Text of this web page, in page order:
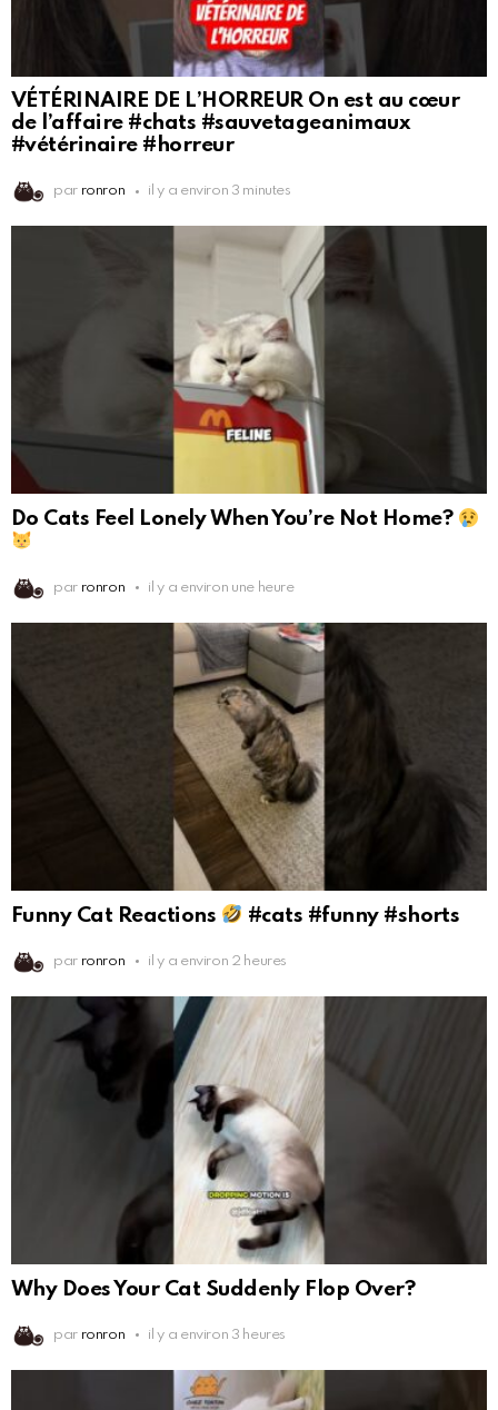
VÉTÉRINAIRE DE L’HORREUR On est au cœur
de l’affaire #chats #sauvetageanimaux
#vétérinaire #horreur
par ronron il y a environ 3 minutes
Do Cats Feel Lonely When You’re Not Home?
par ronron il y a environ une heure
Funny Cat Reactions #cats #funny #shorts
par ronron il y a environ 2 heures
Why Does Your Cat Suddenly Flop Over?
par ronron il y a environ 3 heures